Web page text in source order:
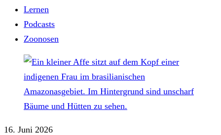
Lernen
Podcasts
Zoonosen
16. Juni 2026